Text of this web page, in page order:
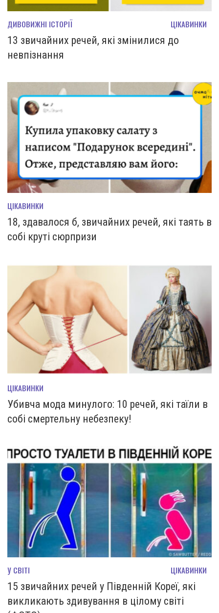
ДИВОВИЖНІ ІСТОРІЇ ЦІКАВИНКИ
13 звичайних речей, які змінилися до
невпізнання
ЦІКАВИНКИ
18, здавалося б, звичайних речей, які таять в
собі круті сюрпризи
ЦІКАВИНКИ
Убивча мода минулого: 10 речей, які таїли в
собі смертельну небезпеку!
У СВІТІ ЦІКАВИНКИ
15 звичайних речей у Південній Кореї, які
викликають здивування в цілому світі